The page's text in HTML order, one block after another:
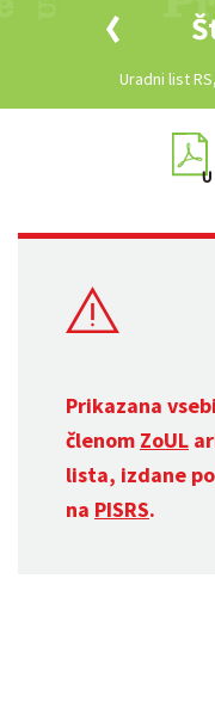
Uradni list
Prikazana
členom ZoUL
lista, izdane
na PISRS.